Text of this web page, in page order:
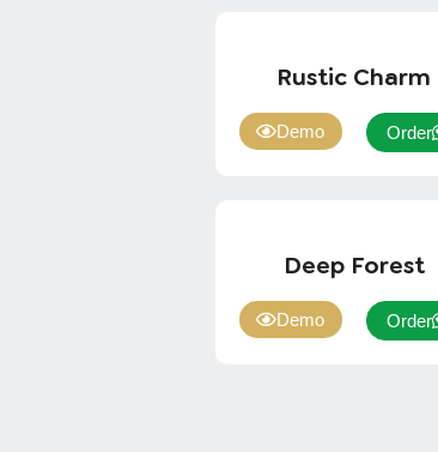
Rustic Charm
Demo Order
Deep Forest
Demo Order